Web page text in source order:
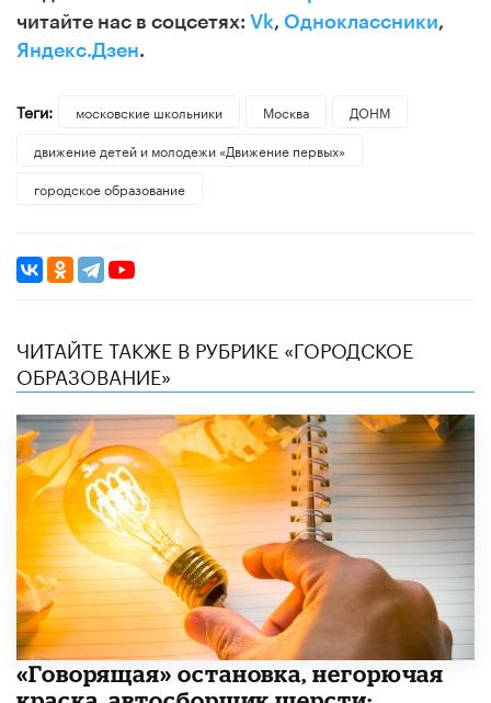
читайте нас в соцсетях: Vk, Одноклассники,
Яндекс.Дзен.
Теги: московские школьники Москва
ДОНМ
движение детей и молодежи «Движение первых»
городское образование
ЧИТАЙТЕ ТАКЖЕ В РУБРИКЕ «ГОРОДСКОЕ
ОБРАЗОВАНИЕ»
​«Говорящая» остановка, негорючая